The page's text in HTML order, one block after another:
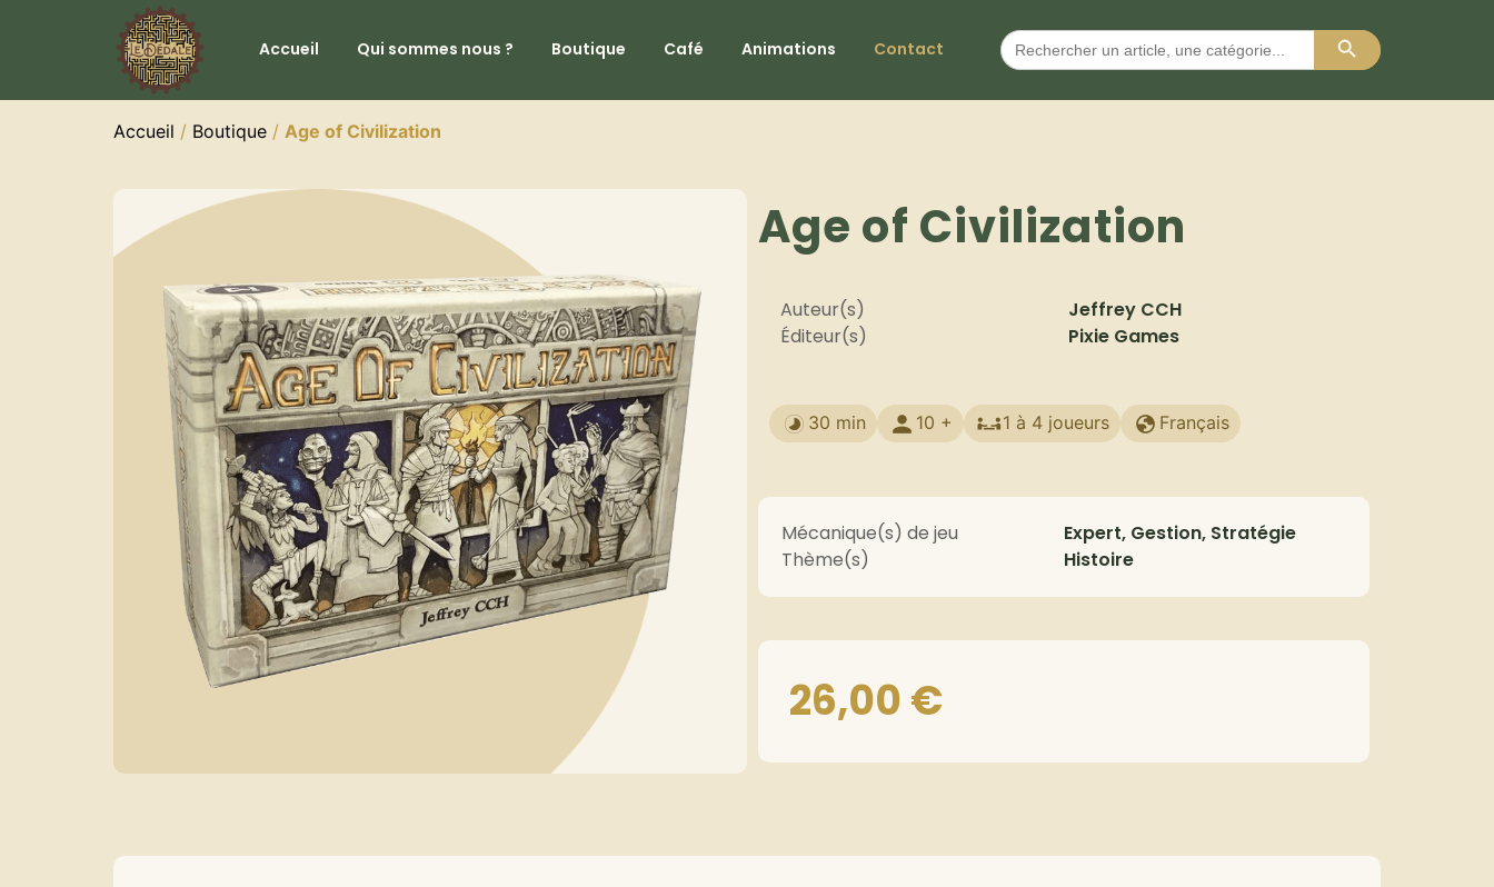
Accueil Qui sommes nous ? Boutique Café Animations Contact
Search
for:
Search Button
Accueil / Boutique / Age of Civilization
Age of Civilization
Auteur(s)
Jeffrey CCH
Éditeur(s)
Pixie Games
30 min 10 + 1 à 4 joueurs Français
Mécanique(s) de jeu
Expert, Gestion, Stratégie
Thème(s)
Histoire
26,00€